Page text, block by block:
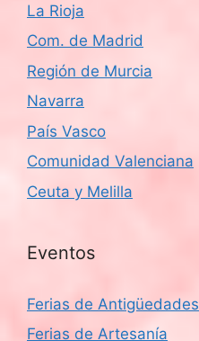
La Rioja
Com. de Madrid
Región de Murcia
Navarra
País Vasco
Comunidad Valenciana
Ceuta y Melilla
Eventos
Ferias de Antigüedades
Ferias de Artesanía